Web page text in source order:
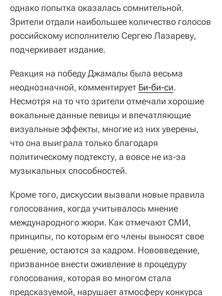
однако попытка оказалась сомнительной.
Зрители отдали наибольшее количество голосов
российскому исполнителю Сергею Лазареву,
подчеркивает издание.
Реакция на победу Джамалы была весьма
неоднозначной, комментирует Би-би-си.
Несмотря на то что зрители отмечали хорошие
вокальные данные певицы и впечатляющие
визуальные эффекты, многие из них уверены,
что она выиграла только благодаря
политическому подтексту, а вовсе не из-за
музыкальных способностей.
Кроме того, дискуссии вызвали новые правила
голосования, когда учитывалось мнение
международного жюри. Как отмечают СМИ,
принципы, по которым его члены выносят свое
решение, остаются за кадром. Нововведение,
призванное внести оживление в процедуру
голосования, которая во многом стала
предсказуемой, нарушает атмосферу конкурса